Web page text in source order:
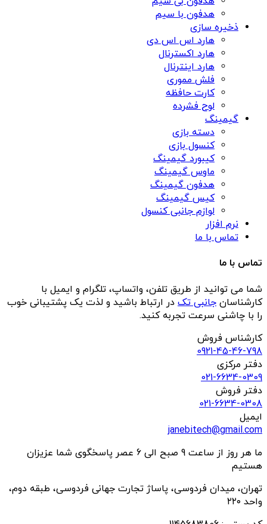
هدفون با سیم
ذخیره سازی
هارد اس اس دی
هارد اکسترنال
هارد اینترنال
فلش مموری
کارت حافظه
لوح فشرده
گیمینگ
دسته بازی
کنسول بازی
کیبورد گیمینگ
ماوس گیمینگ
هدفون گیمینگ
کیس گیمینگ
لوازم جانبی کنسول
نرم افزار
تماس با ما
تماس با ما
شما می توانید از طریق تلفن، واتساپ، تلگرام و ایمیل با
کارشناسان جانبی تک در ارتباط باشید و لذت یک پشتیبانی خوب
را با چاشنی سرعت تجربه کنید.
کارشناس فروش
0921-45-46-798
دفتر مرکزی
021-6634-0309
دفتر فروش
021-6634-0308
ایمیل
janebitech@gmail.com
ما هر روز از ساعت 9 صبح الی 6 عصر پاسخگوی شما عزیزان
هستیم
تهران، میدان فردوسی، پاساژ تجارت جهانی فردوسی، طبقه دوم،
واحد ۲۲۰